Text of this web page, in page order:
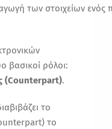
των στοιχείων
βασικοί ρόλοι:
(Counterpart).
το
το